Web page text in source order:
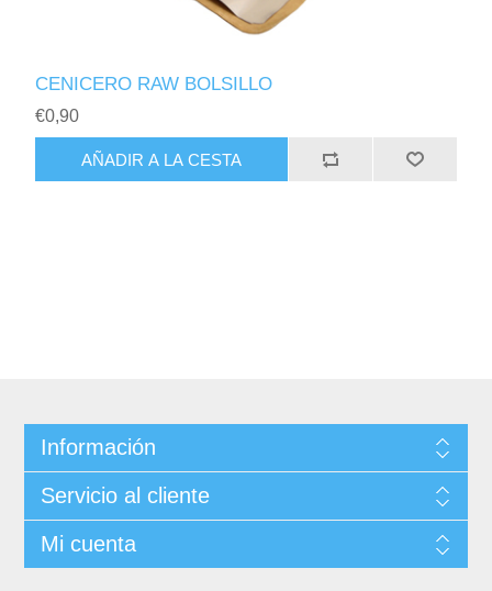
CENICERO RAW BOLSILLO
€0,90
Información
Servicio al cliente
Mi cuenta